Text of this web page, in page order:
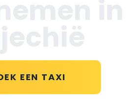
EEN TAXI